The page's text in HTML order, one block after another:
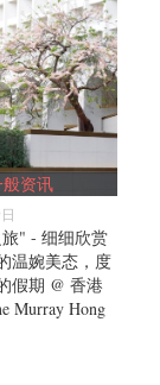
资讯
" - 细细欣赏
温婉美态，度
假期 @ 香港
Murray Hong